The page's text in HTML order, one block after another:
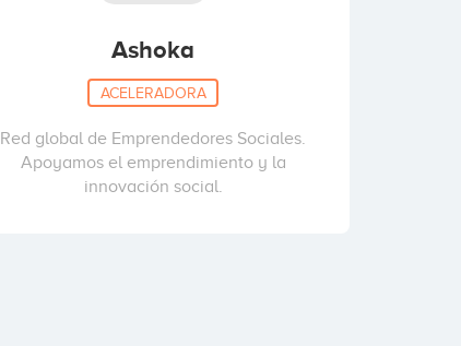
Ashoka
ACELERADORA
Red global de Emprendedores Sociales.
Apoyamos el emprendimiento y la
innovación social.